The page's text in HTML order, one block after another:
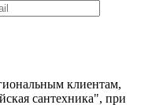
клиентам,
сантехника", при